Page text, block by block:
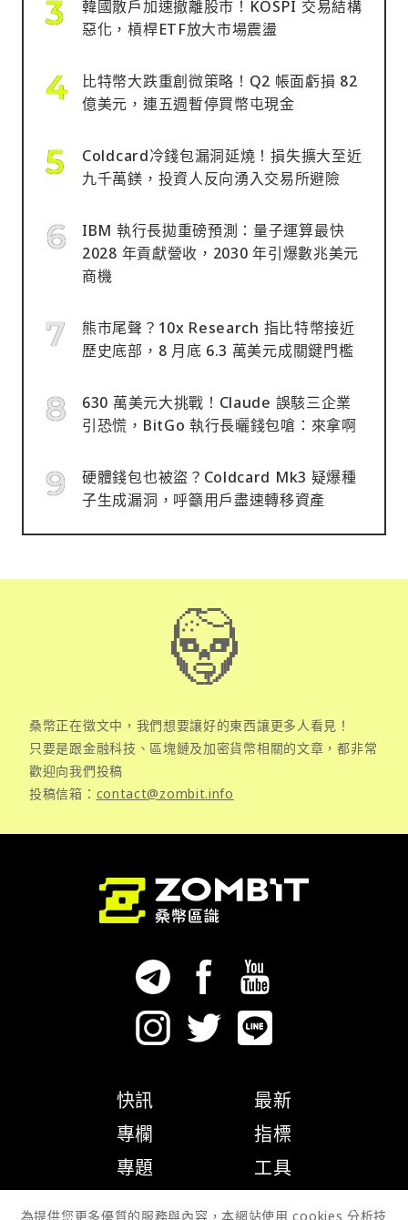
韓國散戶加速撤離股市！KOSPI 交易結構
惡化，槓桿ETF放大市場震盪
比特幣大跌重創微策略！Q2 帳面虧損 82
億美元，連五週暫停買幣屯現金
Coldcard冷錢包漏洞延燒！損失擴大至近
九千萬鎂，投資人反向湧入交易所避險
IBM 執行長拋重磅預測：量子運算最快
2028 年貢獻營收，2030 年引爆數兆美元
商機
熊市尾聲？10x Research 指比特幣接近
歷史底部，8 月底 6.3 萬美元成關鍵門檻
630 萬美元大挑戰！Claude 誤駭三企業
引恐慌，BitGo 執行長曬錢包嗆：來拿啊
硬體錢包也被盜？Coldcard Mk3 疑爆種
子生成漏洞，呼籲用戶盡速轉移資產
桑幣正在徵文中，我們想要讓好的東西讓更多人看見！
只要是跟金融科技、區塊鏈及加密貨幣相關的文章，都非常
歡迎向我們投稿
投稿信箱： contact@zombit.info
快訊
專欄
專題
最新
指標
工具
為提供您更多優質的服務與內容，本網站使用 cookies 分析技